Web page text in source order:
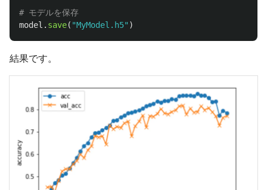
model . save( "MyModel.h5" )
結果です。